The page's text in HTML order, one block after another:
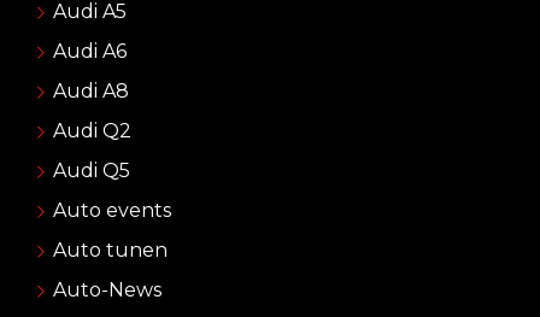
Audi A5
Audi A6
Audi A8
Audi Q2
Audi Q5
Auto events
Auto tunen
Auto-News